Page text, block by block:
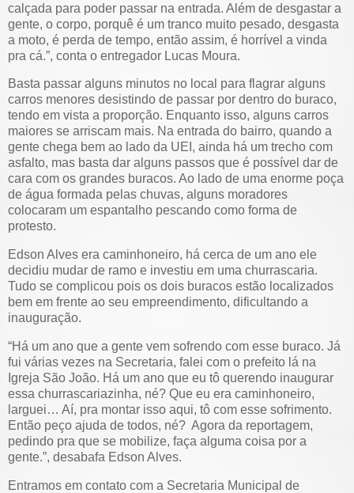
calçada para poder passar na entrada. Além de desgastar a
gente, o corpo, porquê é um tranco muito pesado, desgasta
a moto, é perda de tempo, então assim, é horrível a vinda
pra cá.”, conta o entregador Lucas Moura.
Basta passar alguns minutos no local para flagrar alguns
carros menores desistindo de passar por dentro do buraco,
tendo em vista a proporção. Enquanto isso, alguns carros
maiores se arriscam mais. Na entrada do bairro, quando a
gente chega bem ao lado da UEI, ainda há um trecho com
asfalto, mas basta dar alguns passos que é possível dar de
cara com os grandes buracos. Ao lado de uma enorme poça
de água formada pelas chuvas, alguns moradores
colocaram um espantalho pescando como forma de
protesto.
Edson Alves era caminhoneiro, há cerca de um ano ele
decidiu mudar de ramo e investiu em uma churrascaria.
Tudo se complicou pois os dois buracos estão localizados
bem em frente ao seu empreendimento, dificultando a
inauguração.
“Há um ano que a gente vem sofrendo com esse buraco. Já
fui várias vezes na Secretaria, falei com o prefeito lá na
Igreja São João. Há um ano que eu tô querendo inaugurar
essa churrascariazinha, né? Que eu era caminhoneiro,
larguei… Aí, pra montar isso aqui, tô com esse sofrimento.
Então peço ajuda de todos, né? Agora da reportagem,
pedindo pra que se mobilize, faça alguma coisa por a
gente.”, desabafa Edson Alves.
Entramos em contato com a Secretaria Municipal de